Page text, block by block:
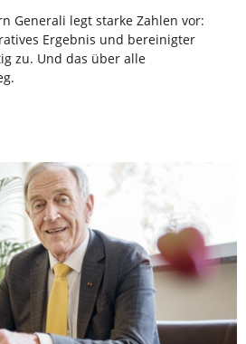
Generali legt starke Zahlen vor:
Ergebnis und bereinigter
zu. Und das über alle